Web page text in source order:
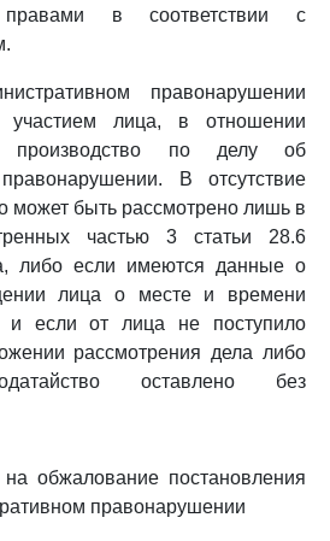
правами в соответствии с
правонарушении
участием лица, в отношении
производство по делу об
В отсутствие
может быть рассмотрено лишь в
частью 3 статьи 28.6
либо если имеются данные о
лица о месте и времени
и если от лица не поступило
рассмотрения дела либо
оставлено без
обжалование постановления
правонарушении